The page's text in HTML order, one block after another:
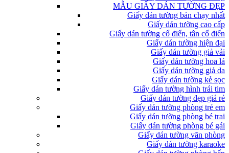
MẪU GIẤY DÁN TƯỜNG ĐẸP
Giấy dán tường bán chạy nhất
Giấy dán tường cao cấp
Giấy dán tường cổ điển, tân cổ điển
Giấy dán tường hiện đại
Giấy dán tường giả vải
Giấy dán tường hoa lá
Giấy dán tường giả da
Giấy dán tường kẻ sọc
Giấy dán tường hình trái tim
Giấy dán tường đẹp giá rẻ
Giấy dán tường phòng trẻ em
Giấy dán tường phòng bé trai
Giấy dán tường phòng bé gái
Giấy dán tường văn phòng
Giấy dán tường karaoke